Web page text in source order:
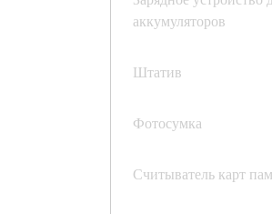
аккумуляторов
Штатив
Фотосумка
Считыватель карт